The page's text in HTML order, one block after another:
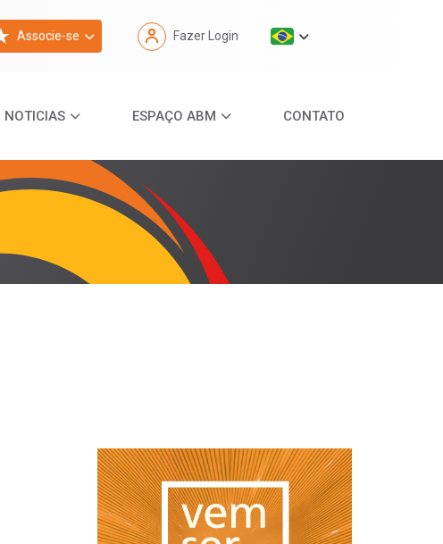
Associe-se Fazer Login
NOTICIAS ESPAÇO ABM CONTATO